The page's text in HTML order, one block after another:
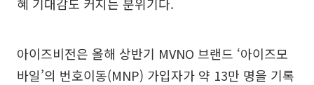
아이즈비전은 올해 상반기 MVNO 브랜드 ‘아이즈모
바일’의 번호이동(MNP) 가입자가 약 13만 명을 기록